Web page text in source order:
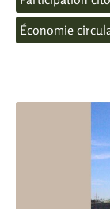
Économie